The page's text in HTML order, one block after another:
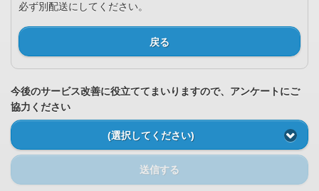
必ず別配送にしてください。
戻る
今後のサービス改善に役立ててまいりますので、アンケートにご
協力ください
(選択してください)
送信する